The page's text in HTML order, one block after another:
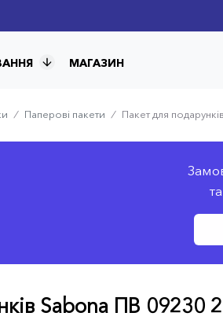
МАГАЗИН
⁄ Паперові пакети ⁄ Пакет для
Sabona ПВ 09230